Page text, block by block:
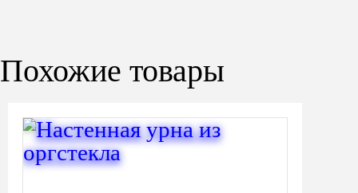
Похожие товары